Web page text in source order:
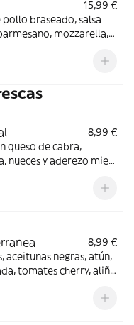
15,99 €
braseado, salsa
mozzarella,
8,99 €
queso de cabra,
nueces y aderezo miel
8,99 €
aceitunas negras, atún,
tomates cherry, aliño